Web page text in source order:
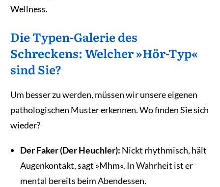
Wellness.
Die Typen-Galerie des
Schreckens: Welcher »Hör-Typ«
sind Sie?
Um besser zu werden, müssen wir unsere eigenen
pathologischen Muster erkennen. Wo finden Sie sich
wieder?
Der Faker (Der Heuchler): Nickt rhythmisch, hält
Augenkontakt, sagt »Mhm«. In Wahrheit ist er
mental bereits beim Abendessen.